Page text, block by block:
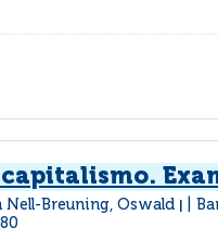
capitalismo.
Nell-Breuning, Oswald